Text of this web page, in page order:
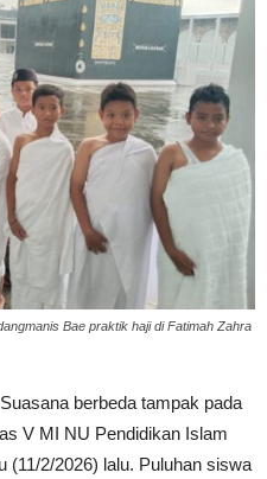
Bae praktik haji di Fatimah Zahra
berbeda tampak pada
V MI NU Pendidikan Islam
(11/2/2026) lalu. Puluhan siswa